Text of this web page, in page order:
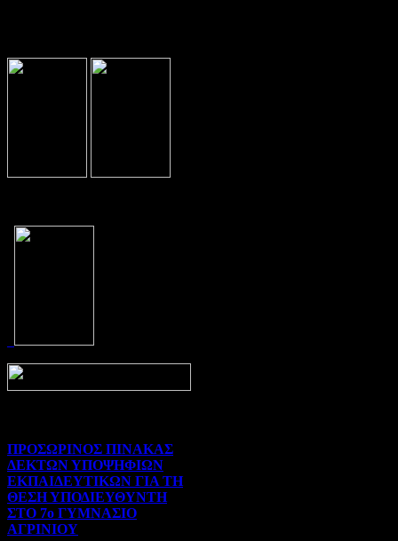
ΠΡΟΣΩΡΙΝΟΣ ΠΙΝΑΚΑΣ
ΔΕΚΤΩΝ ΥΠΟΨΗΦΙΩΝ
ΕΚΠΑΙΔΕΥΤΙΚΩΝ ΓΙΑ ΤΗ
ΘΕΣΗ ΥΠΟΔΙΕΥΘΥΝΤΗ
ΣΤΟ 7ο ΓΥΜΝΑΣΙΟ
ΑΓΡΙΝΙΟΥ